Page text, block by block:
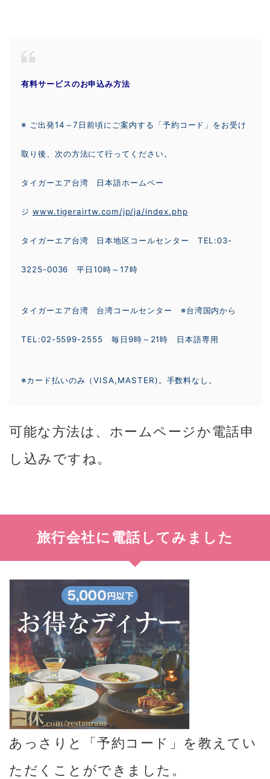
有料サービスのお申込み方法
※ ご出発14～7日前頃にご案内する「予約コード」をお受け
取り後、次の方法にて行ってください。
タイガーエア台湾 日本語ホームペー
ジ www.tigerairtw.com/jp/ja/index.php
タイガーエア台湾 日本地区コールセンター TEL:03-
3225-0036 平日10時～17時
タイガーエア台湾 台湾コールセンター ※台湾国内から
TEL:02-5599-2555 毎日9時～ 21時 日本語専用
※カード払いのみ（VISA,MASTER)。手数料なし。
可能な方法は、ホームページか電話申
し込みですね。
旅行会社に電話してみました
あっさりと「予約コード」を教えてい
ただくことができました。